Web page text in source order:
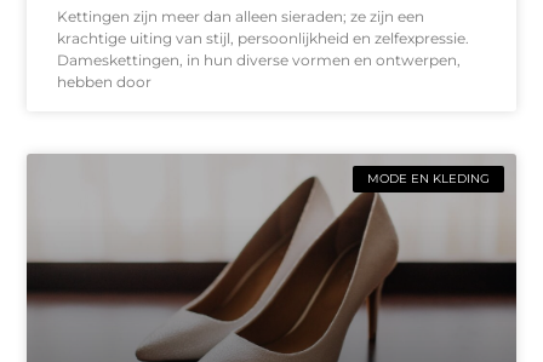
Kettingen zijn meer dan alleen sieraden; ze zijn een
krachtige uiting van stijl, persoonlijkheid en zelfexpressie.
Dameskettingen, in hun diverse vormen en ontwerpen,
hebben door
MODE EN KLEDING